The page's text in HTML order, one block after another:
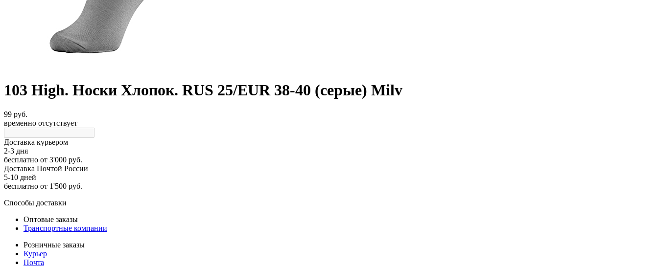
103 High. Носки Хлопок. RUS 25/EUR 38-40 (серые) Milv
99 руб.
временно отсутствует
Доставка курьером
2-3 дня
бесплатно от 3'000 руб.
Доставка Почтой России
5-10 дней
бесплатно от 1'500 руб.
Способы доставки
Оптовые заказы
Транспортные компании
Розничные заказы
Курьер
Почта